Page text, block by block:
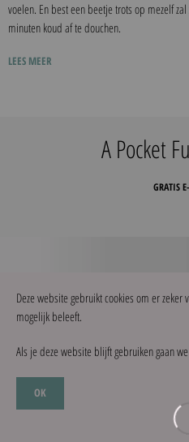
voelen. En best een beetje trots op mezelf
minuten koud af te douchen.
LEES MEER
A Pocket
GRATIS
Deze website gebruikt cookies om er zeker
mogelijk beleeft.
Als je deze website blijft gebruiken gaan
OK